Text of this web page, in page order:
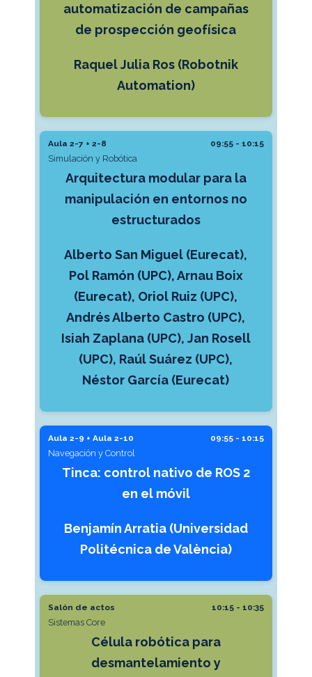
automatización de campañas
de prospección geofísica
Raquel Julia Ros (Robotnik
Automation)
Aula 2-7 + 2-8 09:55 - 10:15
Simulación y Robótica
Arquitectura modular para la
manipulación en entornos no
estructurados
Alberto San Miguel (Eurecat),
Pol Ramón (UPC), Arnau Boix
(Eurecat), Oriol Ruiz (UPC),
Andrés Alberto Castro (UPC),
Isiah Zaplana (UPC), Jan Rosell
(UPC), Raúl Suárez (UPC),
Néstor García (Eurecat)
Aula 2-9 + Aula 2-10 09:55 - 10:15
Navegación y Control
Tinca: control nativo de ROS 2
en el móvil
Benjamín Arratia (Universidad
Politécnica de València)
Salón de actos 10:15 - 10:35
Sistemas Core
Célula robótica para
desmantelamiento y